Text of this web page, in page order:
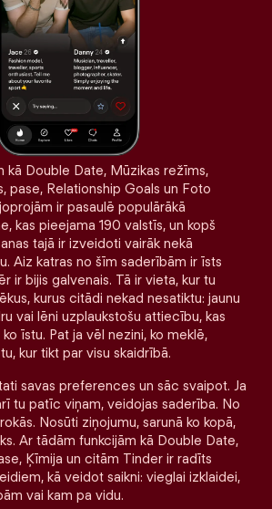
kā Double Date, Mūzikas režīms,
pase, Relationship Goals un Foto
ir pasaulē populārākā
kas pieejama 190 valstīs, un kopš
tajā ir izveidoti vairāk nekā
Aiz katras no šīm saderībām ir īsts
ir bijis galvenais. Tā ir vieta, kur tu
kurus citādi nekad nesatiktu: jaunu
vai lēni uzplaukstošu attiecību, kas
īstu. Pat ja vēl nezini, ko meklē,
kur tikt par visu skaidrībā.
savas preferences un sāc svaipot. Ja
tu patīc viņam, veidojas saderība. No
Nosūti ziņojumu, sarunā ko kopā,
Ar tādām funkcijām kā Double Date,
Ķīmija un citām Tinder ir radīts
kā veidot saikni: vieglai izklaidei,
vai kam pa vidu.